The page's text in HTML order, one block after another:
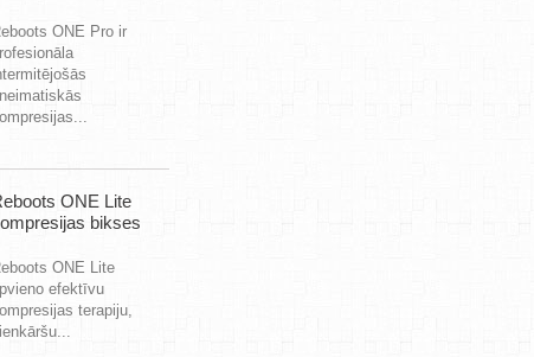
ONE Pro ir
ONE Lite
bikses
ONE Lite
efektīvu
terapiju,